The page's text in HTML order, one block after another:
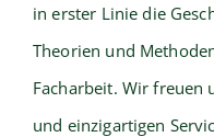
in erster Linie die
Theorien und
Facharbeit. Wir freuen
und einzigartigen